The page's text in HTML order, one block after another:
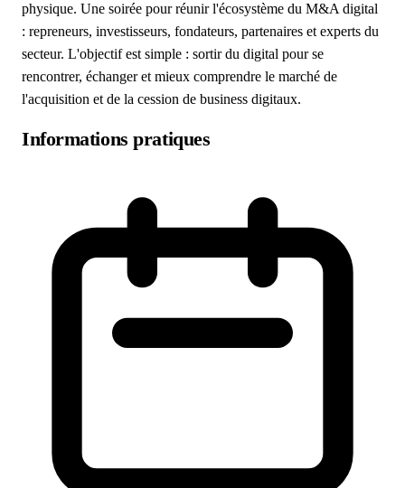
physique. Une soirée pour réunir l'écosystème du M&A digital
: repreneurs, investisseurs, fondateurs, partenaires et experts du
secteur. L'objectif est simple : sortir du digital pour se
rencontrer, échanger et mieux comprendre le marché de
l'acquisition et de la cession de business digitaux.
Informations pratiques